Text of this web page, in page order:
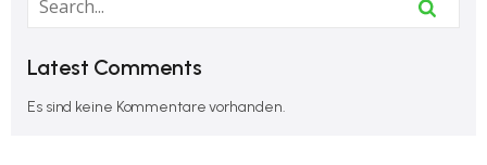
Latest Comments
Es sind keine Kommentare vorhanden.